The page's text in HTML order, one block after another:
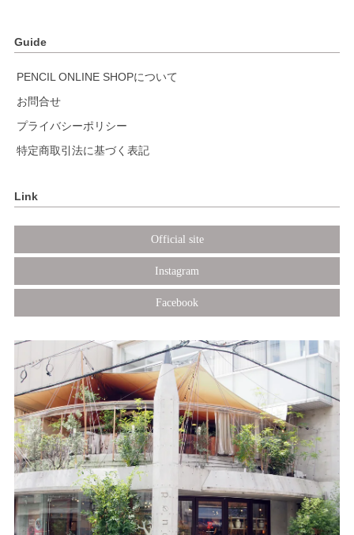
Guide
PENCIL ONLINE SHOPについて
お問合せ
プライバシーポリシー
特定商取引法に基づく表記
Link
Official site
Instagram
Facebook